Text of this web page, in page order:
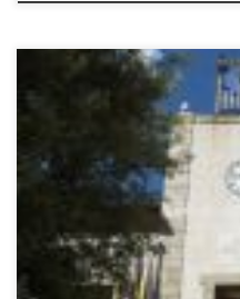
21/1/2021 El próximo lunes 25
Corporación Municipal del
Sesión Plenaria ordinaria cuyo
puntos de interés, la
socialista, del Sr. Alcalde para